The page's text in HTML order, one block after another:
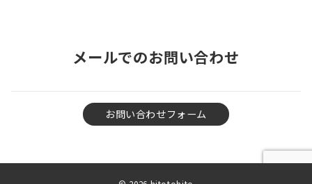
メールでのお問い合わせ
お問い合わせフォーム